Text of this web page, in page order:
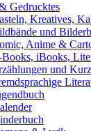
Gedrucktes
Kreatives,
und
Anime &
Books, iBooks,
und